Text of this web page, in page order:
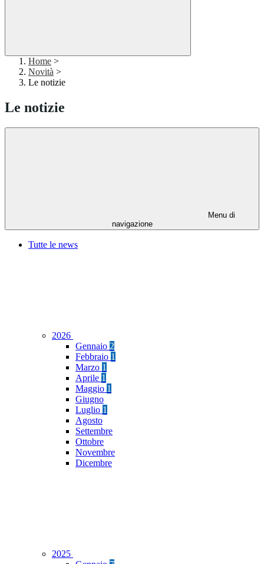
Home >
Novità >
Le notizie
Le notizie
Menu di
navigazione
Tutte le news
2026
Gennaio 2
Febbraio 1
Marzo 1
Aprile 1
Maggio 1
Giugno
Luglio 1
Agosto
Settembre
Ottobre
Novembre
Dicembre
2025